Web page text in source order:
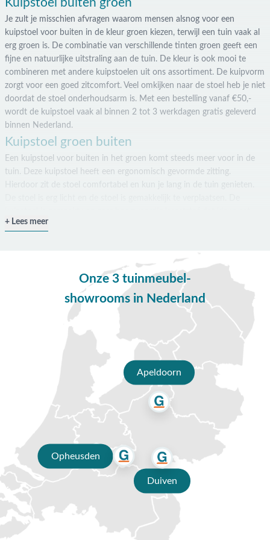
Kuipstoel buiten groen
Je zult je misschien afvragen waarom mensen alsnog voor een
kuipstoel voor buiten in de kleur groen kiezen, terwijl een tuin vaak al
erg groen is. De combinatie van verschillende tinten groen geeft een
fijne en natuurlijke uitstraling aan de tuin. De kleur is ook mooi te
combineren met andere kuipstoelen uit ons assortiment. De kuipvorm
zorgt voor een goed zitcomfort. Veel omkijken naar de stoel heb je niet
doordat de stoel onderhoudsarm is. Met een bestelling vanaf €50,-
wordt de kuipstoel vaak al binnen 2 tot 3 werkdagen gratis geleverd
binnen Nederland.
Kuipstoel groen buiten
Een kuipstoel voor buiten in het groen komt steeds meer voor in de
tuin. Deze kuipstoel heeft een ergonomisch gevormde zitting.
krasvast en 100% UV-bestendig is. Doordat de stoel van kunststof is
groene zeep. Kuipstoelen zijn onderhoudsvrije stoelen die veilig buiten
Groene kuipstoel voor buiten combineren
Ons assortiment van kuipstoel voor buiten in het groen bestaat uit
verschillende ontwerpen. De groene kuipstoel voor buiten is
beschikbaar in verschillende tinten groen. Groen is een tijdloze kleur
die jaren mooi blijft en goed te combineren is met andere kleuren. Wil
je een natuurlijke uitstraling in jouw tuin? Probeer dan verschillende
groentinten met elkaar te combineren. Wil je meer donkere kleuren in
je tuin? Dan is een donkerdere kleur groen de perfecte kleur voor jou.
Deze kleur is mooi te combineren met donkerblauwe of roze accenten
in bijvoorbeeld een kussen. Dit geeft jouw tuin een speelse uitstraling.
Kuipstoel voor buiten in het groen in ons
assortiment
De kuipstoel is een stoel die goed gecombineerd kan worden met
andere tuinstoelen
uit ons assortiment. Wij hebben tuinstoelen in
verschillende kleuren, materialen en ontwerpen. Door tuinstoelen te
combineren met kuipstoelen creëer je een speels effect in de tuin. De
groene kuipstoel voor buiten kan verschillende materiaal frames
hebben. Bijvoorbeeld: hout of aluminium. Beide soorten materialen
Lees meer
Onze 3 tuinmeubel-
showrooms in Nederland
Apeldoorn
Opheusden
Duiven